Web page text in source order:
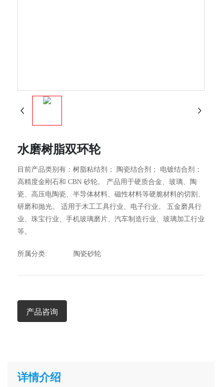
水磨树脂双环轮
目前产品类别有：树脂粘结剂； 陶瓷结合剂； 电镀结合剂；
高精度金刚石和 CBN 砂轮。 产品用于硬质合金、玻璃、陶
瓷、高压电陶瓷、半导体材料、磁性材料等硬脆材料的切割、
研磨和抛光。 适用于木工工具行业、电子行业。 五金磨具行
业、珠宝行业、手机玻璃磨片、汽车制造行业、玻璃加工行业
等。
所属分类: 陶瓷砂轮
产品咨询
详情介绍